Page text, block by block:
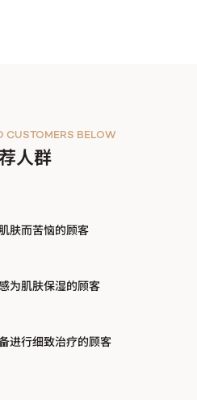
人群
CUSTOMERS BELOW
肤而苦恼的顾客
为肌肤保湿的顾客
进行细致治疗的顾客